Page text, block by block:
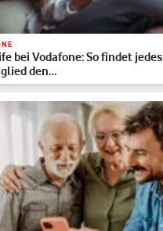
bei Vodafone: So findet jedes
den…